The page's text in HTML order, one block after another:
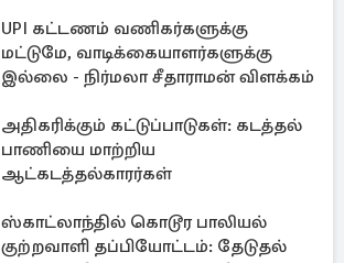
UPI கட்டணம் வணிகர்களுக்கு
மட்டுமே, வாடிக்கையாளர்களுக்கு
இல்லை - நிர்மலா சீதாராமன் விளக்கம்
அதிகரிக்கும் கட்டுப்பாடுகள்: கடத்தல்
பாணியை மாற்றிய
ஆட்கடத்தல்காரர்கள்
ஸ்காட்லாந்தில் கொடூர பாலியல்
குற்றவாளி தப்பியோட்டம்: தேடுதல்